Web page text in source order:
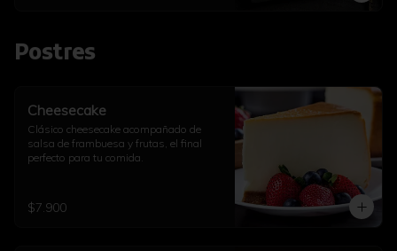
Postres
Cheesecake
Clásico cheesecake acompañado de
salsa de frambuesa y frutas, el final
perfecto para tu comida.
$7.900